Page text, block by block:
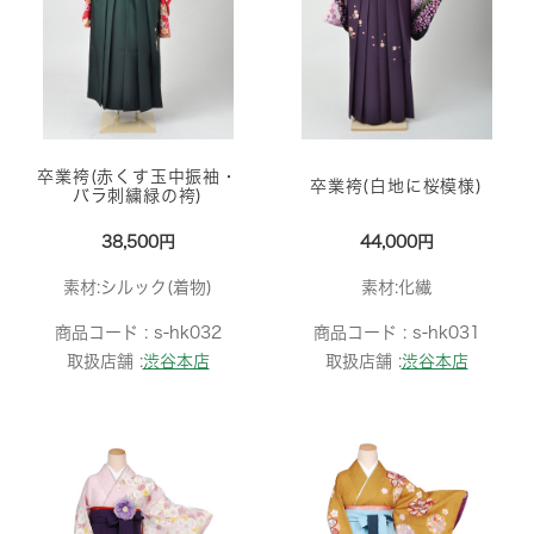
卒業袴(赤くす玉中振袖・
バラ刺繍緑の袴)
38,500円
素材:シルック(着物)
商品コード : s-hk032
取扱店舗 :渋谷本店
卒業袴(白地に桜模様)
44,000円
素材:化繊
商品コード : s-hk031
取扱店舗 :渋谷本店